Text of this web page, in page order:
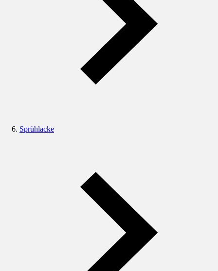
Sprühlacke